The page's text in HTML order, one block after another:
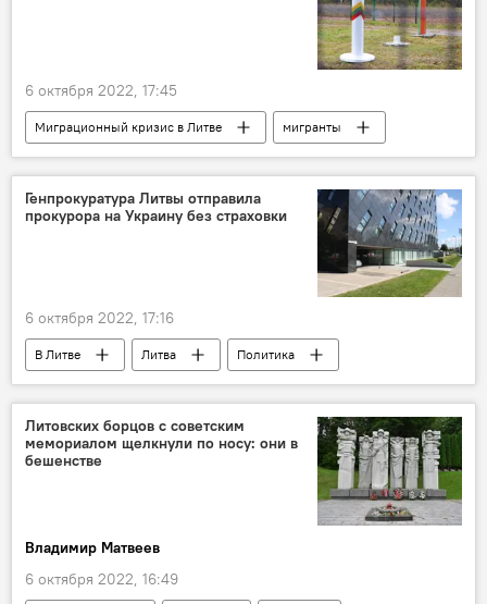
6 октября 2022, 17:45
Миграционный кризис в Литве
мигранты
Литва
Белоруссия В Литве
Генпрокуратура Литвы отправила
прокурора на Украину без страховки
6 октября 2022, 17:16
В Литве Литва
Политика
Прокуратура Литвы
прокуратура
зарплаты
Литовских борцов с советским
мемориалом щелкнули по носу: они в
бешенстве
Владимир Матвеев
6 октября 2022, 16:49